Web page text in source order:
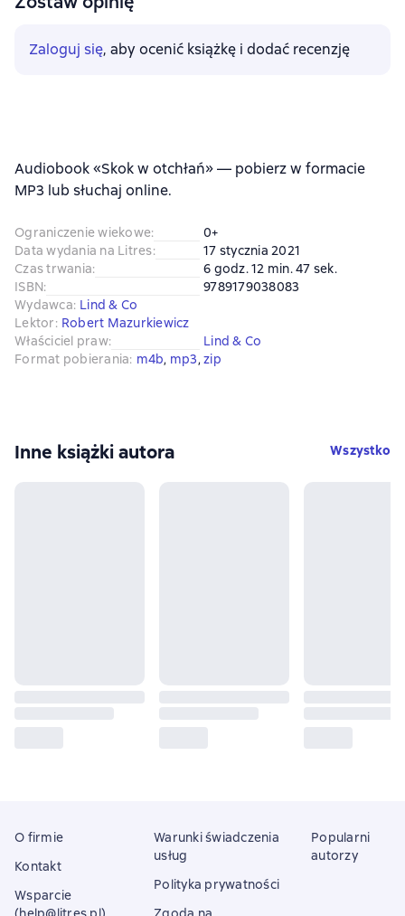
Zaloguj się, aby ocenić książkę i dodać recenzję
Audiobook «Skok w otchłań» — pobierz w formacie
MP3 lub słuchaj online.
Ograniczenie wiekowe:
0+
Data wydania na Litres:
17 stycznia 2021
Czas trwania:
6 godz. 12 min. 47 sek.
ISBN:
9789179038083
Wydawca: Lind & Co
Lektor: Robert Mazurkiewicz
Właściciel praw:
Lind & Co
Format pobierania: m4b, mp3, zip
Inne książki autora Wszystko
O firmie
Kontakt
Wsparcie
Warunki świadczenia
usług
Polityka prywatności
Popularni
autorzy